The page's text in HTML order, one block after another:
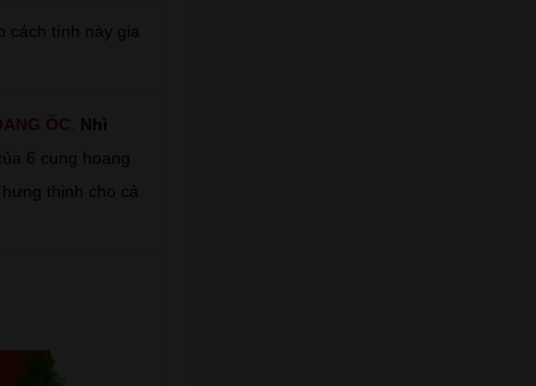
tính này gia
ỐC
Nhì
6 cung hoang
thịnh cho cả